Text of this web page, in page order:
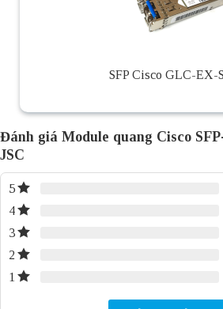
SFP Cisco GLC-EX-
Đánh giá Module quang Cisco
JSC
5
4
3
2
1